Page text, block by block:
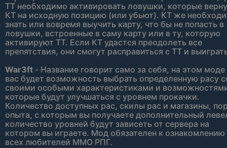
ТТ необходимо активировать ловушки, которые
КТ на исходную позицию (или убьют). КТ же
знать или вовремя выучить карту, что бы не попасть в
ловушки, встроенные в саму карту или в ту, которую
активируют ТТ. Если КТ удастся преодолеть все
препятствия, они смогут расправиться с ТТ и
War3ft - Название говорит само за себя, на этом моде
вас будет возможность выбрать определенную расу
своими особыми характеристиками и
которые будут улучшаться с уровнем прокачки.
Количество доступных рас, скилы рас и магазины,
опыта, с которым вы получаете дополнительный
количество уровней будут зависеть от сервера на
котором вы играете. Мод обязателен к ознакомлению
всех любителей ММО РПГ.